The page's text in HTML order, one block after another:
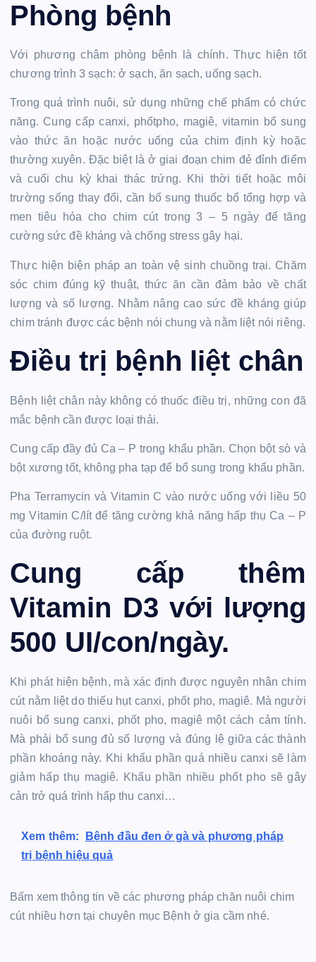
Phòng bệnh
Với phương châm phòng bệnh là chính. Thực hiện tốt
chương trình 3 sạch: ở sạch, ăn sạch, uống sạch.
Trong quá trình nuôi, sử dụng những chế phẩm có chức
năng. Cung cấp canxi, phốtpho, magiê, vitamin bổ sung
vào thức ăn hoặc nước uống của chim định kỳ hoặc
thường xuyên. Đặc biệt là ở giai đoạn chim đẻ đỉnh điểm
và cuối chu kỳ khai thác trứng. Khi thời tiết hoặc môi
trường sống thay đổi, cần bổ sung thuốc bổ tổng hợp và
men tiêu hóa cho chim cút trong 3 – 5 ngày để tăng
cường sức đề kháng và chống stress gây hại.
Thực hiện biện pháp an toàn vệ sinh chuồng trại. Chăm
sóc chim đúng kỹ thuật, thức ăn cần đảm bảo về chất
lượng và số lượng. Nhằm nâng cao sức đề kháng giúp
chim tránh được các bệnh nói chung và nằm liệt nói riêng.
Điều trị bệnh liệt chân
Bệnh liệt chân này không có thuốc điều trị, những con đã
mắc bệnh cần được loại thải.
Cung cấp đầy đủ Ca – P trong khẩu phần. Chọn bột sò và
bột xương tốt, không pha tạp để bổ sung trong khẩu phần.
Pha Terramycin và Vitamin C vào nước uống với liều 50
mg Vitamin C/lít để tăng cường khả năng hấp thụ Ca – P
của đường ruột.
Cung cấp thêm
Vitamin D3 với lượng
500 UI/con/ngày.
Khi phát hiện bệnh, mà xác định được nguyên nhân chim
cút nằm liệt do thiếu hụt canxi, phốt pho, magiê. Mà người
nuôi bổ sung canxi, phốt pho, magiê một cách cảm tính.
Mà phải bổ sung đủ số lượng và đúng lệ giữa các thành
phần khoáng này. Khi khẩu phần quá nhiều canxi sẽ làm
giảm hấp thụ magiê. Khẩu phần nhiều phốt pho sẽ gây
cản trở quá trình hấp thu canxi…
Xem thêm:
Bệnh đầu đen ở gà và phương pháp
trị bệnh hiệu quả
Bấm xem thông tin về các phương pháp chăn nuôi chim
cút nhiều hơn tại chuyên mục Bệnh ở gia cầm nhé.